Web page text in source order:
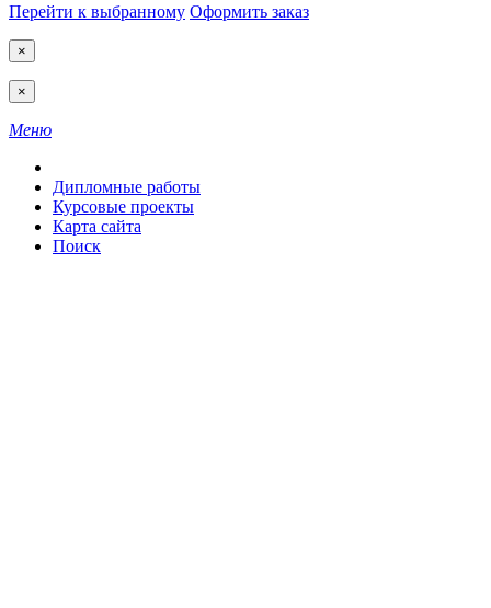
Перейти к выбранному Оформить заказ
×
×
Меню
Дипломные работы
Курсовые проекты
Карта сайта
Поиск